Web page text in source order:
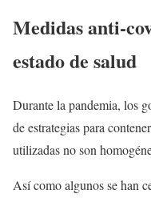
Medidas anti-
estado de salud
Durante la pandemia, los
de estrategias para
utilizadas no son
Así como algunos se han